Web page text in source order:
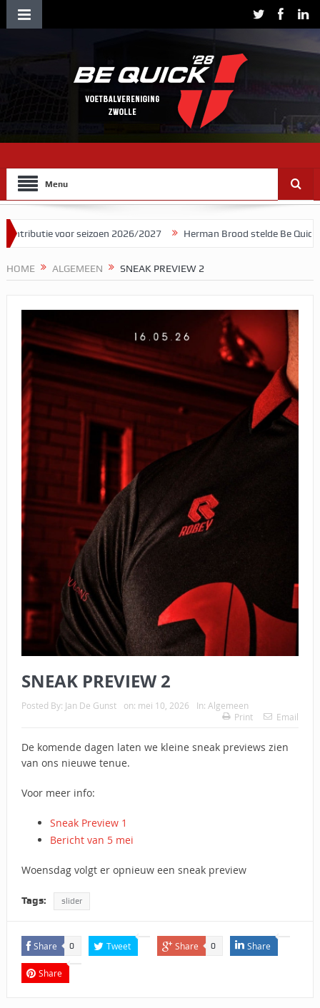
Menu
voor seizoen 2026/2027 Herman Brood stelde Be Quick voor als
HOME ALGEMEEN SNEAK PREVIEW 2
SNEAK PREVIEW 2
Posted By: Jan De Gunst on: mei 10, 2026 In: Algemeen
Print
Email
De komende dagen laten we kleine sneak previews zien
van ons nieuwe tenue.
Voor meer info:
Sneak Preview 1
Bericht van 5 mei
Woensdag volgt er opnieuw een sneak preview
Tags: slider
Share 0 Tweet Share 0 Share
Share